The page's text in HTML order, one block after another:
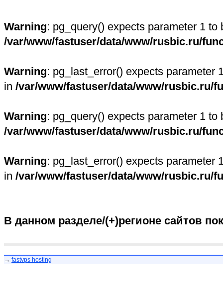
Warning: pg_query() expects parameter 1
/var/www/fastuser/data/www/rusbic.ru/
Warning: pg_last_error() expects parameter
in /var/www/fastuser/data/www/rusbic.ru/
Warning: pg_query() expects parameter 1
/var/www/fastuser/data/www/rusbic.ru/
Warning: pg_last_error() expects parameter
in /var/www/fastuser/data/www/rusbic.ru/
В данном разделе/(+)регионе сайтов
→ fastvps hosting